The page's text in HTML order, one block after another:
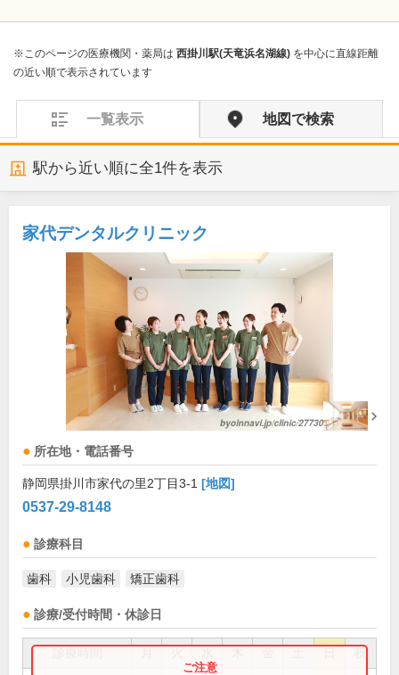
※このページの医療機関・薬局は 西掛川駅(天竜浜名湖線) を中心に直線距離
の近い順で表示されています
一覧表示 地図で検索
駅から近い順に全1件を表示
家代デンタルクリニック
所在地・電話番号
静岡県掛川市家代の里2丁目3-1 [地図]
0537-29-8148
診療科目
歯科 小児歯科 矯正歯科
診療/受付時間・休診日
祝